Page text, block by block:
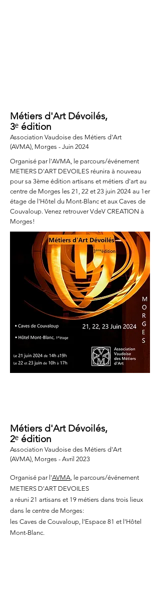
Métiers d'Art Dévoilés,
3ᵉ édition
Association Vaudoise des Métiers d'Art
(AVMA), Morges - Juin 2024
Organisé par l'AVMA, le parcours/événement
METIERS D'ART DEVOILES réunira à nouveau
pour sa 3ème édition artisans et métiers d'art au
centre de Morges les 21, 22 et 23 juin 2024 au 1er
étage de l'Hôtel du Mont-Blanc et aux Caves de
Couvaloup. Venez retrouver VdeV CREATION à
Morges!
Métiers d'Art Dévoilés,
2ᵉ édition
Association Vaudoise des Métiers d'Art
(AVMA), Morges - Avril 2023
Organisé par l'AVMA, le parcours/événement
METIERS D'ART DEVOILES
a réuni 21 artisans et 19 métiers dans trois lieux
dans le centre de Morges:
les Caves de Couvaloup, l'Espace 81 et l'Hôtel
Mont-Blanc.